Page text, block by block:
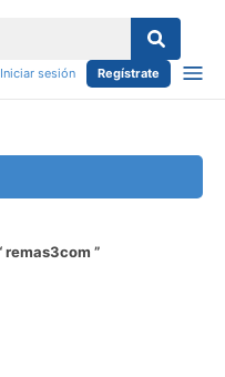
Iniciar sesión Regístrate
remas3com